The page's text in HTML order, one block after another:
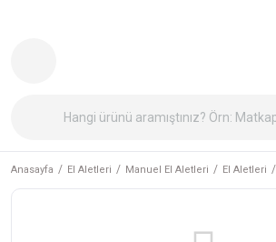
Anasayfa El Aletleri Manuel El Aletleri El Aletleri